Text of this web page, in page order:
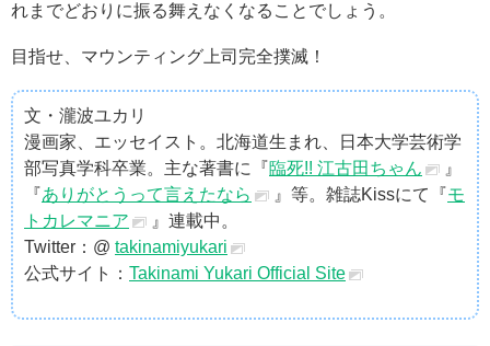
れまでどおりに振る舞えなくなることでしょう。
目指せ、マウンティング上司完全撲滅！
文・瀧波ユカリ
漫画家、エッセイスト。北海道生まれ、日本大学芸術学
部写真学科卒業。主な著書に『臨死!! 江古田ちゃん
』
『ありがとうって言えたなら 』等。雑誌Kissにて『モ
トカレマニア
』連載中。
Twitter：@ takinamiyukari
公式サイト： Takinami Yukari Official Site